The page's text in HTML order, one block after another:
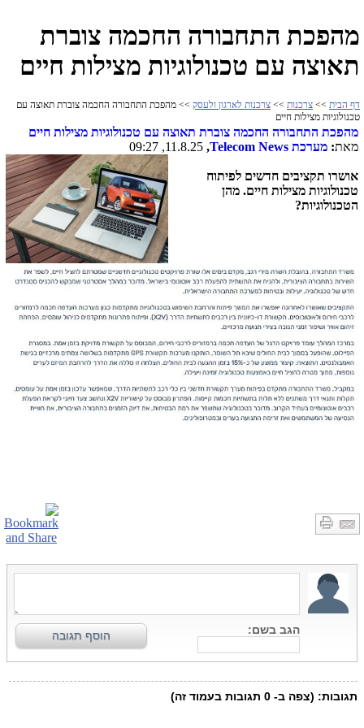
מהפכת התחבורה החכמה צוברת
תאוצה עם טכנולוגיות מצילות חיים
דף הבית >> צרכנות >> צרכנות לארגון ולעסק >> מהפכת התחבורה החכמה צוברת תאוצה עם
טכנולוגיות מצילות חיים
מהפכת התחבורה החכמה צוברת תאוצה עם טכנולוגיות מצילות חיים
מאת: מערכת Telecom News
,
11.8.25, 09:27
אושרו תקציבים חדשים לפיתוח
טכנולוגיות מצילות חיים. מהן
הטכנולוגיות?